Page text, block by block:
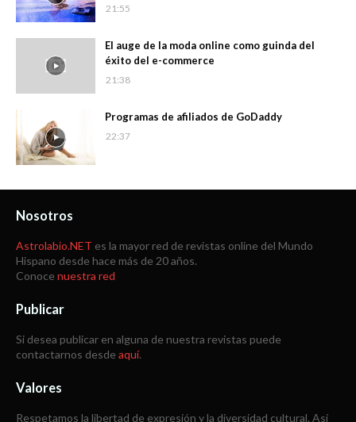
21:55
El auge de la moda online como guinda del
éxito del e-commerce
21:38
Programas de afiliados de GoDaddy
22:37
Nosotros
Astrolabio.NET es la mayor red de revistas online del Mundo
Hispano desde hace más de 20 años.
Conoce nuestra red
Publicar
Si desea publicar en alguna de nuestra revistas puede
contactarnos desde aquí.
Valores
Respetamos la libertad de expresión y la diversidad cultural. Así